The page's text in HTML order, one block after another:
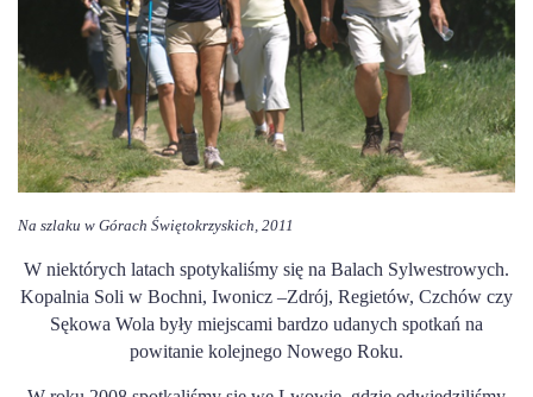
Na szlaku w Górach Świętokrzyskich, 2011
W niektórych latach spotykaliśmy się na Balach Sylwestrowych.
Kopalnia Soli w Bochni, Iwonicz –Zdrój, Regietów, Czchów czy
Sękowa Wola były miejscami bardzo udanych spotkań na
powitanie kolejnego Nowego Roku.